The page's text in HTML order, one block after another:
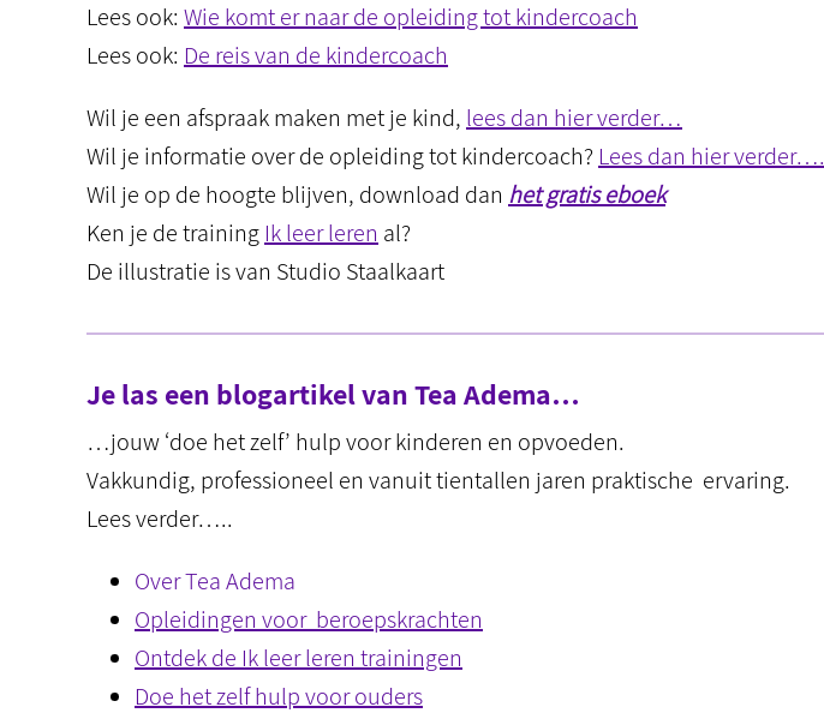
Lees ook: Wie komt er naar de opleiding tot kindercoach
Lees ook: De reis van de kindercoach
Wil je een afspraak maken met je kind, lees dan hier verder…
Wil je informatie over de opleiding tot kindercoach? Lees dan hier verder….
Wil je op de hoogte blijven, download dan het gratis eboek
Ken je de training Ik leer leren al?
De illustratie is van Studio Staalkaart
Je las een blogartikel van Tea Adema…
…jouw ‘doe het zelf’ hulp voor kinderen en opvoeden.
Vakkundig, professioneel en vanuit tientallen jaren praktische ervaring.
Lees verder…..
Over Tea Adema
Opleidingen voor beroepskrachten
Ontdek de Ik leer leren trainingen
Doe het zelf hulp voor ouders